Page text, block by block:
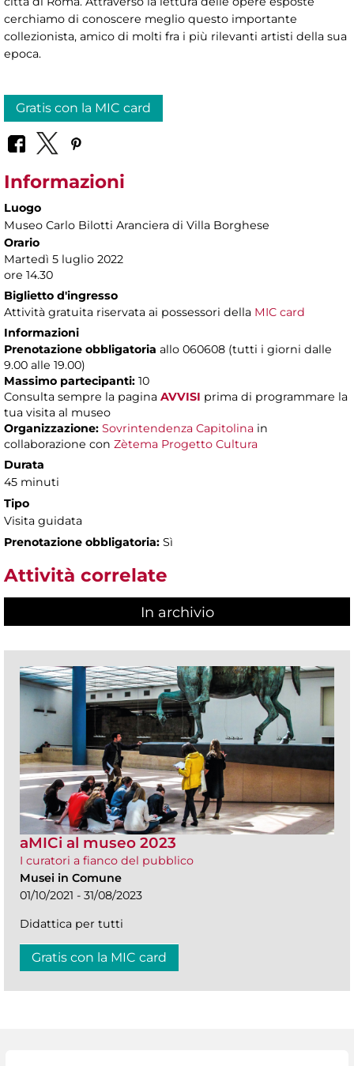
cerchiamo di conoscere meglio questo importante
collezionista, amico di molti fra i più rilevanti artisti della sua
epoca.
Gratis con la MIC card
Informazioni
Luogo
Museo Carlo Bilotti Aranciera di Villa Borghese
Orario
Martedì 5 luglio 2022
ore 14.30
Biglietto d'ingresso
Attività gratuita riservata ai possessori della MIC card
Informazioni
Prenotazione obbligatoria allo 060608 (tutti i giorni dalle
9.00 alle 19.00)
Massimo partecipanti: 10
Consulta sempre la pagina AVVISI prima di programmare la
tua visita al museo
Organizzazione: Sovrintendenza Capitolina in
collaborazione con Zètema Progetto Cultura
Durata
45 minuti
Tipo
Visita guidata
Prenotazione obbligatoria: Sì
Attività correlate
In archivio
aMICi al museo 2023
I curatori a fianco del pubblico
Musei in Comune
01/10/2021 - 31/08/2023
Didattica per tutti
Gratis con la MIC card